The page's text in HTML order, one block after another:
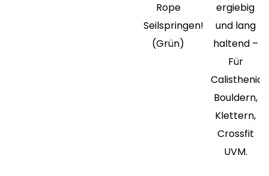
Rope
Seilspringen!
( Grün)
ergiebig
und lang
haltend –
Für
Calisthenics,
Bouldern,
Klettern,
Crossfit
UVM.